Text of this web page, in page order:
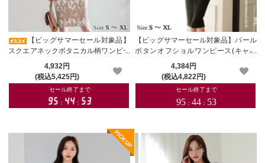
【ビッグサマーセール対象品】
スクエアネックボタニカル柄ワンピー
ス(キャバドレス・CABARETDRESS)
4,932円
(税込5,425円)
【ビッグサマーセール対象品】パール
ボタンオフショルワンピース(キャバ
ドレス・CABARETDRESS)
4,384円
(税込4,822円)